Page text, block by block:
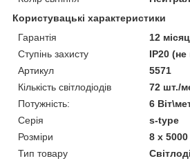
Користувацькі характеристики
Гарантія
12
Ступінь захисту
IP20
Артикул
5571
Кількість світлодіодів
72 шт./
Потужність:
6
Серія
s-type
Розміри
8 х
Тип товару